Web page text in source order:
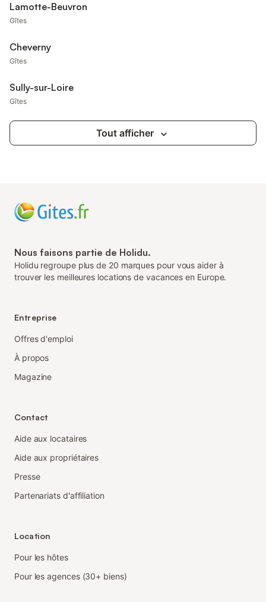
Lamotte-Beuvron
Gîtes
Cheverny
Gîtes
Sully-sur-Loire
Gîtes
Tout afficher
Nous faisons partie de Holidu.
Holidu regroupe plus de 20 marques pour vous aider à
trouver les meilleures locations de vacances en Europe.
Entreprise
Offres d'emploi
À propos
Magazine
Contact
Aide aux locataires
Aide aux propriétaires
Presse
Partenariats d'affiliation
Location
Pour les hôtes
Pour les agences (30+ biens)